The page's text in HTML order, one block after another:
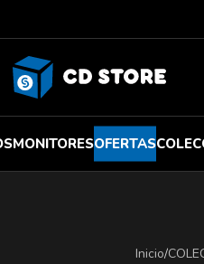
MONITORESOFERTAS
Inicio/